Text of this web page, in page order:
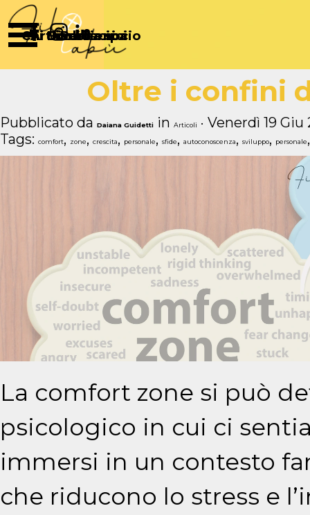
Vai ai contenuti
Salta menù
Chi Siamo
ArticoliPartecipa
Sostienici
Diventa socio
Oltre i confini
Pubblicato da Daiana Guidetti in Articoli
· Venerdì 19 Giu
Tags: comfort, zone, crescita, personale, sfide, autoconoscenza, sviluppo, personale
La comfort zone si può
psicologico in cui ci
immersi in un contesto
che riducono lo stress e